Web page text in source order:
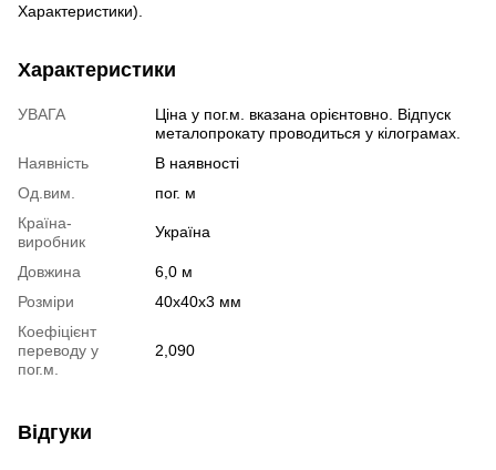
Характеристики).
Характеристики
УВАГА
Ціна у пог.м. вказана орієнтовно. Відпуск
металопрокату проводиться у кілограмах.
Наявність
В наявності
Од.вим.
пог. м
Країна-
виробник
Україна
Довжина
6,0 м
Розміри
40х40х3 мм
Коефіцієнт
переводу у
пог.м.
2,090
Відгуки